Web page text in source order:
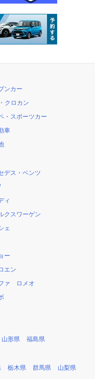
ンカー
クロカン
・スポーツカー
車
デス・ベンツ
ィ
クスワーゲン
ェ
ー
エン
ァ ロメオ
山形県 福島県
栃木県 群馬県 山梨県